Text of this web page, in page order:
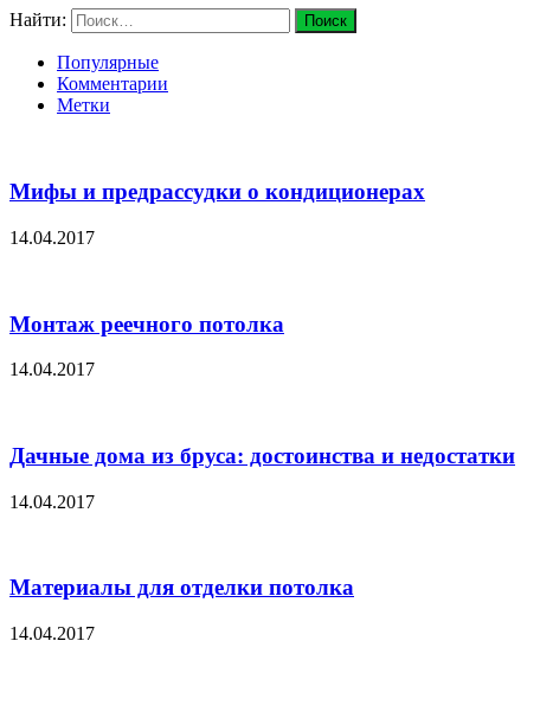
Найти:
Популярные
Комментарии
Метки
Мифы и предрассудки о кондиционерах
14.04.2017
Монтаж реечного потолка
14.04.2017
Дачные дома из бруса: достоинства и недостатки
14.04.2017
Материалы для отделки потолка
14.04.2017